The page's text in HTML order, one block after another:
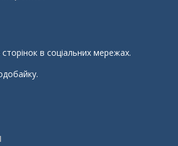
в соціальних мережах.